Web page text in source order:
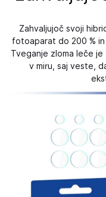
Zahvaljujoč svoji
fotoaparat do 200 %
Tveganje zloma leče
v miru, saj veste,